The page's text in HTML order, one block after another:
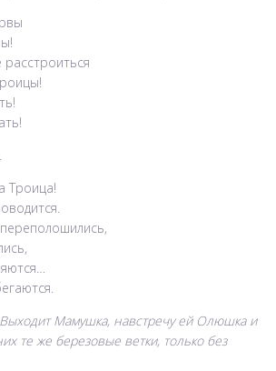
Троица!
Мамушка, навстречу ей Олюшка и
те же березовые ветки, только без